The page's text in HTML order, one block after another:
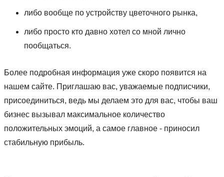
либо вообще по устройству цветочного рынка,
либо просто кто давно хотел со мной лично
пообщаться.
Более подробная информация уже скоро появится на
нашем сайте. Приглашаю вас, уважаемые подписчики,
присоединиться, ведь мы делаем это для вас, чтобы ваш
бизнес вызывал максимальное количество
положительных эмоций, а самое главное - приносил
стабильную прибыль.